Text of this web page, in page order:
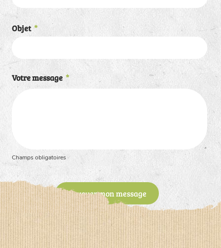
Objet *
Votre message *
Champs obligatoires
Envoyer mon message